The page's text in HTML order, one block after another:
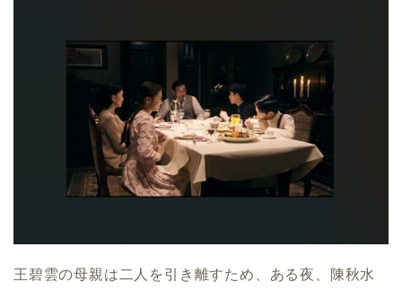
王碧雲の母親は二人を引き離すため、ある夜、陳秋水